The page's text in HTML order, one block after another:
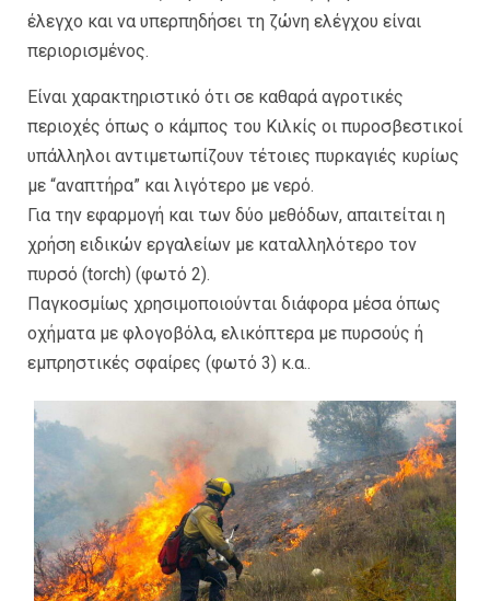
έλεγχο και να υπερπηδήσει τη ζώνη ελέγχου είναι
περιορισμένος.
Είναι χαρακτηριστικό ότι σε καθαρά αγροτικές
περιοχές όπως ο κάμπος του Κιλκίς οι πυροσβεστικοί
υπάλληλοι αντιμετωπίζουν τέτοιες πυρκαγιές κυρίως
με “αναπτήρα” και λιγότερο με νερό.
Για την εφαρμογή και των δύο μεθόδων, απαιτείται η
χρήση ειδικών εργαλείων με καταλληλότερο τον
πυρσό (torch) (φωτό 2).
Παγκοσμίως χρησιμοποιούνται διάφορα μέσα όπως
οχήματα με φλογοβόλα, ελικόπτερα με πυρσούς ή
εμπρηστικές σφαίρες (φωτό 3) κ.α..